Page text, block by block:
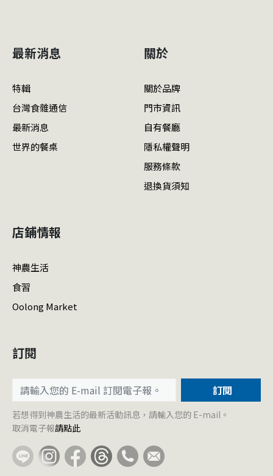
最新消息
特輯
台灣食雜通信
最新消息
世界的餐桌
關於
關於品牌
門市資訊
自有餐廳
隱私權聲明
服務條款
退換貨須知
店鋪情報
神農生活
食習
Oolong Market
訂閱
訂閱
若想得到神農生活的最新活動訊息，請輸入您的 E-mail。
取消電子報請點此